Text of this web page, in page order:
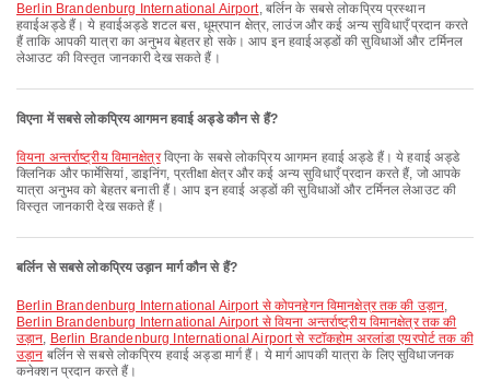
Berlin Brandenburg International Airport, बर्लिन के सबसे लोकप्रिय प्रस्थान
हवाईअड्डे हैं। ये हवाईअड्डे शटल बस, धूम्रपान क्षेत्र, लाउंज और कई अन्य सुविधाएँ प्रदान करते
हैं ताकि आपकी यात्रा का अनुभव बेहतर हो सके। आप इन हवाईअड्डों की सुविधाओं और टर्मिनल
लेआउट की विस्तृत जानकारी देख सकते हैं।
विएना में सबसे लोकप्रिय आगमन हवाई अड्डे कौन से हैं?
वियना अन्तर्राष्ट्रीय विमानक्षेत्रविएना के सबसे लोकप्रिय आगमन हवाई अड्डे हैं। ये हवाई अड्डे
क्लिनिक और फार्मेसियां, डाइनिंग, प्रतीक्षा क्षेत्र और कई अन्य सुविधाएँ प्रदान करते हैं, जो आपके
यात्रा अनुभव को बेहतर बनाती हैं। आप इन हवाई अड्डों की सुविधाओं और टर्मिनल लेआउट की
विस्तृत जानकारी देख सकते हैं।
बर्लिन से सबसे लोकप्रिय उड़ान मार्ग कौन से हैं?
Berlin Brandenburg International Airport से कोपनहेगन विमानक्षेत्र तक की उड़ान,
Berlin Brandenburg International Airport से वियना अन्तर्राष्ट्रीय विमानक्षेत्र तक की
उड़ान, Berlin Brandenburg International Airport से स्टॉकहोम अरलांडा एयरपोर्ट तक की
उड़ान बर्लिन से सबसे लोकप्रिय हवाई अड्डा मार्ग हैं। ये मार्ग आपकी यात्रा के लिए सुविधाजनक
कनेक्शन प्रदान करते हैं।